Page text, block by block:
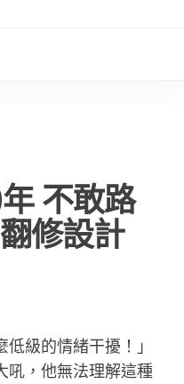
不敢路
修設計
級的情緒干擾！」
吼，他無法理解這種